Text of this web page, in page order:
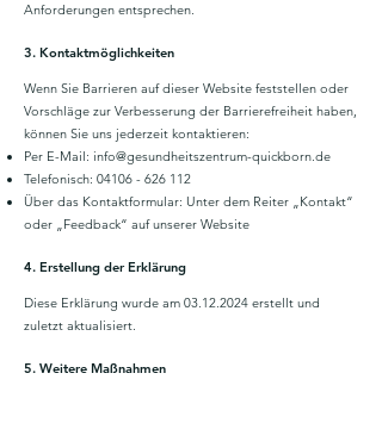
Anforderungen entsprechen.
3. Kontaktmöglichkeiten
Wenn Sie Barrieren auf dieser Website feststellen oder
Vorschläge zur Verbesserung der Barrierefreiheit haben,
können Sie uns jederzeit kontaktieren:
Per E-Mail: info@gesundheitszentrum-quickborn.de
Telefonisch: 04106 - 626 112
Über das Kontaktformular: Unter dem Reiter „Kontakt“
oder „Feedback“ auf unserer Website
4. Erstellung der Erklärung
Diese Erklärung wurde am 03.12.2024 erstellt und
zuletzt aktualisiert.
5. Weitere Maßnahmen